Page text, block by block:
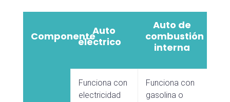
ComponenteAuto
eléctrico
Auto de
combustión
interna
Funciona con
electricidad
Funciona con
gasolina o